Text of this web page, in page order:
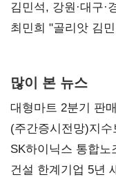
(2보)
김민석, 강원·대구
최민희 "골리앗 김
많이 본 뉴스
대형마트 2분기 판
(주간증시전망)지
SK하이닉스 통합
불만 확산
건설 한계기업 5년